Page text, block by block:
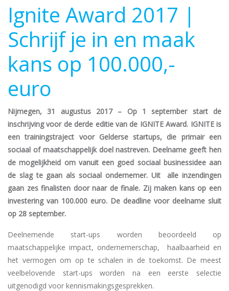
Ignite Award 2017 |
Schrijf je in en maak
kans op 100.000,-
euro
Nijmegen, 31 augustus 2017 – Op 1 september start de
inschrijving voor de derde editie van de IGNITE Award. IGNITE is
een trainingstraject voor Gelderse startups, die primair een
sociaal of maatschappelijk doel nastreven. Deelname geeft hen
de mogelijkheid om vanuit een goed sociaal businessidee aan
de slag te gaan als sociaal ondernemer. Uit alle inzendingen
gaan zes finalisten door naar de finale. Zij maken kans op een
investering van 100.000 euro. De deadline voor deelname sluit
op 28 september.
Deelnemende start-ups worden beoordeeld op
maatschappelijke impact, ondernemerschap, haalbaarheid en
het vermogen om op te schalen in de toekomst. De meest
veelbelovende start-ups worden na een eerste selectie
uitgenodigd voor kennismakingsgesprekken.